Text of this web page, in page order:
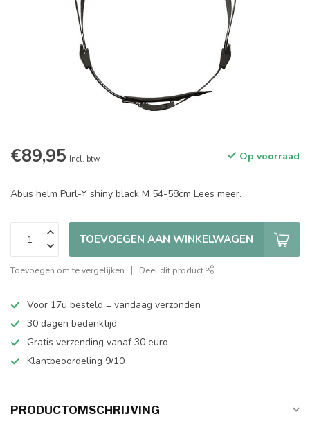
€89,95 Incl. btw Op voorraad
Abus helm Purl-Y shiny black M 54-58cm Lees meer.
TOEVOEGEN AAN WINKELWAGEN
Toevoegen om te vergelijken Deel dit product
Voor 17u besteld = vandaag verzonden
30 dagen bedenktijd
Gratis verzending vanaf 30 euro
Klantbeoordeling 9/10
PRODUCTOMSCHRIJVING